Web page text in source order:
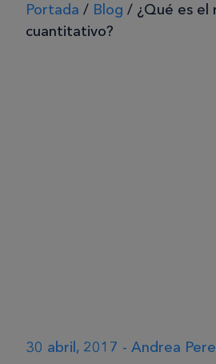
Portada / Blog / ¿Qué es el
cuantitativo?
30 abril, 2017 - Andrea